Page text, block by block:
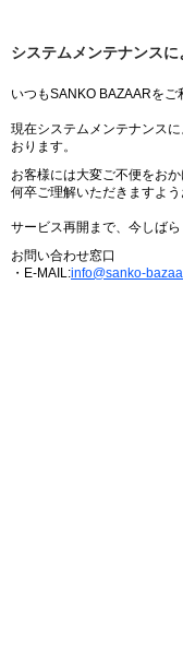
システムメンテナンス
いつもSANKO BAZAARをご
現在システムメンテナンス
おります。
お客様には大変ご不便をおか
何卒ご理解いただきますよう
サービス再開まで、今しばら
お問い合わせ窓口
・E-MAIL:info@sanko-